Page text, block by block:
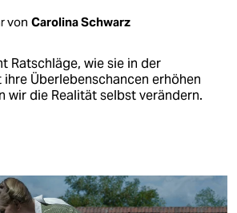
von Carolina Schwarz
Ratschläge, wie sie in der
Überlebenschancen erhöhen
wir die Realität selbst verändern.